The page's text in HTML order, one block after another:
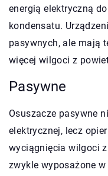
energią elektryczną
kondensatu.
pasywnych, ale mają
więcej wilgoci z
Pasywne
Osuszacze pasywne
elektrycznej, lecz
wyciągnięcia wilgoci
zwykle wyposażone